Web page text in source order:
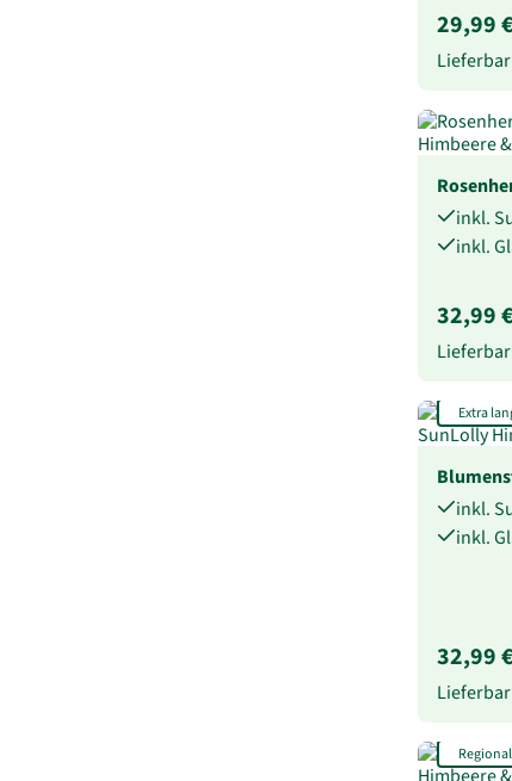
29,99 €
inkl.
inkl.
32,99 €
Extra
inkl.
inkl.
32,99 €